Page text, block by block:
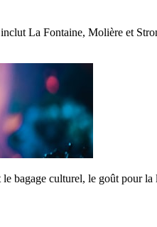
La Fontaine, Molière et
bagage culturel, le goût pour